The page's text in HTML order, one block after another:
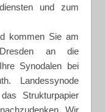
und zum
kommen Sie am
an die
Synodalen bei
Landessynode
Strukturpapier
Wir